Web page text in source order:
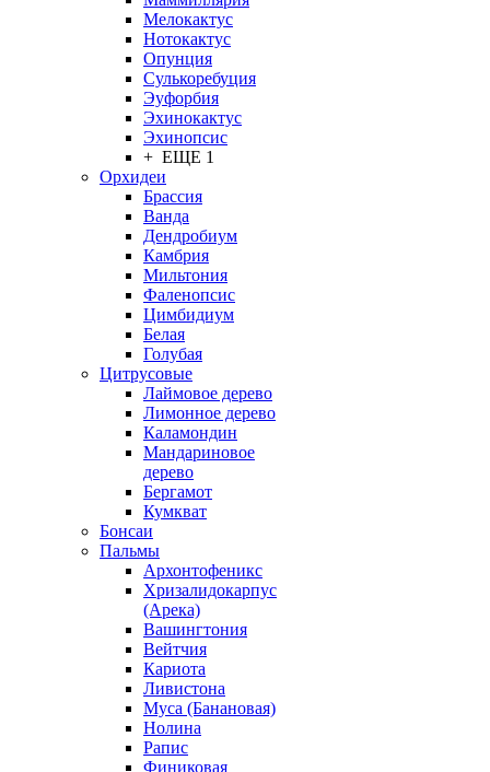
Мелокактус
Нотокактус
Опунция
Сулькоребуция
Эуфорбия
Эхинокактус
Эхинопсис
+ ЕЩЕ 1
Орхидеи
Брассия
Ванда
Дендробиум
Камбрия
Мильтония
Фаленопсис
Цимбидиум
Белая
Голубая
Цитрусовые
Лаймовое дерево
Лимонное дерево
Каламондин
Мандариновое
дерево
Бергамот
Кумкват
Бонсаи
Пальмы
Архонтофеникс
Хризалидокарпус
(Арека)
Вашингтония
Вейтчия
Кариота
Ливистона
Муса (Банановая)
Нолина
Рапис
Финиковая